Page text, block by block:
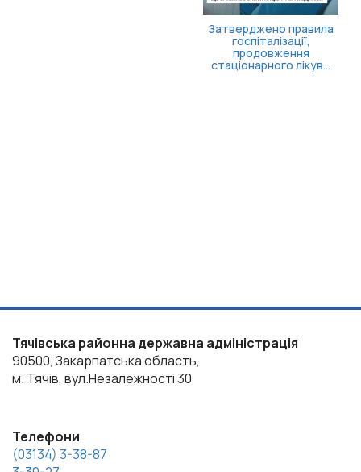
Затверджено правила
госпіталізації,
продовження
стаціонарного лікув...
Тячівська районна державна адміністрація
90500, Закарпатська область,
м. Тячів, вул.Незалежності 30
Телефони
(03134) 3-38-87